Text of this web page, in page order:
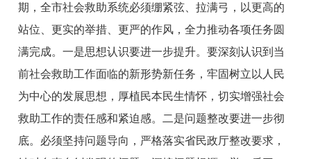
期，全市社会救助系统必须绷紧弦、拉满弓，以更高的
站位、更实的举措、更严的作风，全力推动各项任务圆
满完成。一是思想认识要进一步提升。要深刻认识到当
前社会救助工作面临的新形势新任务，牢固树立以人民
为中心的发展思想，厚植民本民生情怀，切实增强社会
救助工作的责任感和紧迫感。二是问题整改要进一步彻
底。必须坚持问题导向，严格落实省民政厅整改要求，